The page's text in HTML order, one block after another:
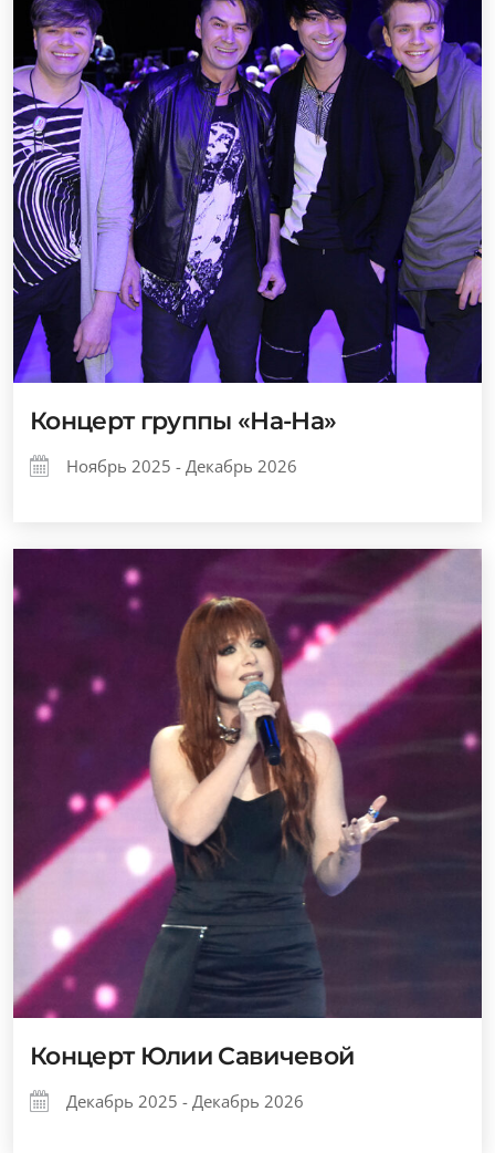
Концерт группы «На-На»
Ноябрь 2025 - Декабрь 2026
Концерт Юлии Савичевой
Декабрь 2025 - Декабрь 2026